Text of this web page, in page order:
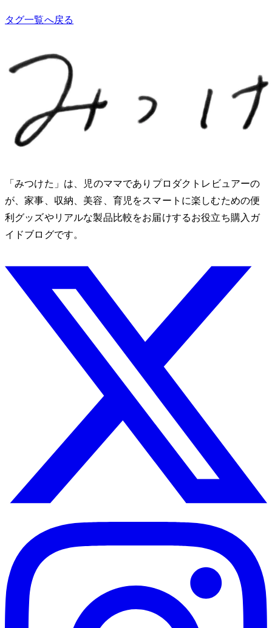
タグ一覧へ戻る
「みつけた」は、2児のママでありプロダクトレビュアーのMio
が、家事、収納、美容、育児をスマートに楽しむための便
利グッズやリアルな製品比較をお届けするお役立ち購入ガ
イドブログです。